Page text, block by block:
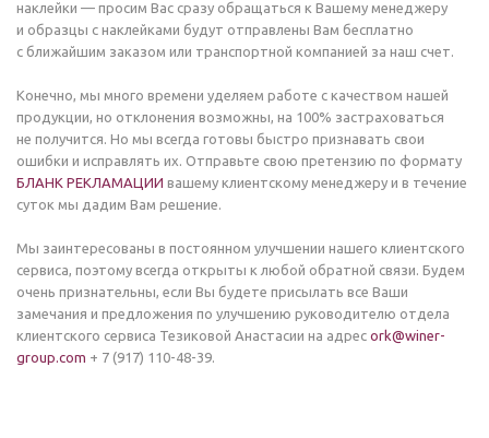
наклейки — просим Вас сразу обращаться к Вашему менеджеру
и образцы с наклейками будут отправлены Вам бесплатно
с ближайшим заказом или транспортной компанией за наш счет.
Конечно, мы много времени уделяем работе с качеством нашей
продукции, но отклонения возможны, на 100% застраховаться
не получится. Но мы всегда готовы быстро признавать свои
ошибки и исправлять их. Отправьте свою претензию по формату
БЛАНК РЕКЛАМАЦИИ вашему клиентскому менеджеру и в течение
суток мы дадим Вам решение.
Мы заинтересованы в постоянном улучшении нашего клиентского
сервиса, поэтому всегда открыты к любой обратной связи. Будем
очень признательны, если Вы будете присылать все Ваши
замечания и предложения по улучшению руководителю отдела
клиентского сервиса Тезиковой Анастасии на адрес ork@winer-
group.com + 7 (917) 110-48-39.